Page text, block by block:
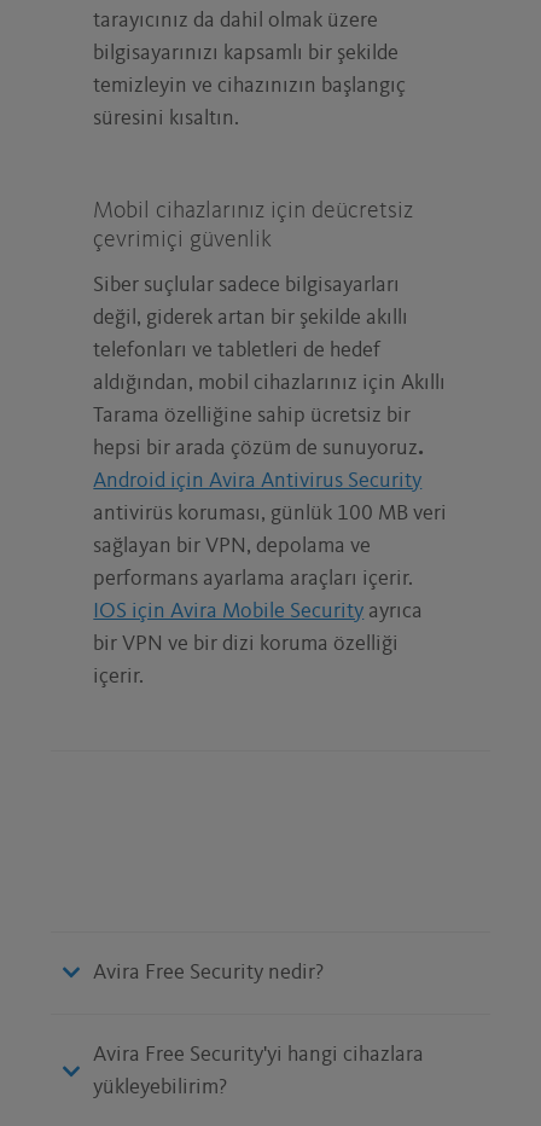
tarayıcınız da dahil olmak üzere
bilgisayarınızı kapsamlı bir şekilde
temizleyin ve cihazınızın başlangıç
süresini kısaltın.
Mobil cihazlarınız için deücretsiz
çevrimiçi güvenlik
Siber suçlular sadece bilgisayarları
değil, giderek artan bir şekilde akıllı
telefonları ve tabletleri de hedef
aldığından, mobil cihazlarınız için Akıllı
Tarama özelliğine sahip ücretsiz bir
hepsi bir arada çözüm de sunuyoruz.
Android için Avira Antivirus Security
antivirüs koruması, günlük 100 MB veri
sağlayan bir VPN, depolama ve
performans ayarlama araçları içerir.
IOS için Avira Mobile Security ayrıca
bir VPN ve bir dizi koruma özelliği
içerir.
Avira Free Security nedir?
Avira Free Security'yi hangi cihazlara
yükleyebilirim?